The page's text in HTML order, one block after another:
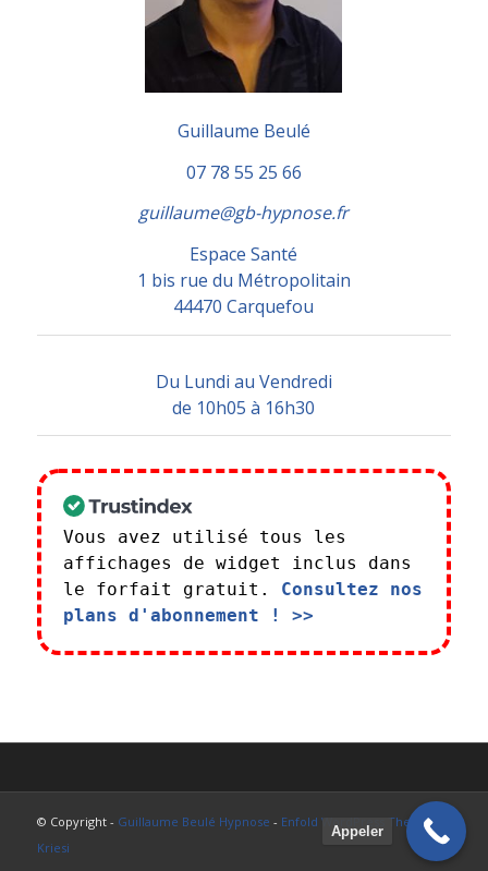
Guillaume Beulé
07 78 55 25 66
guillaume@gb-hypnose.fr
Espace Santé
1 bis rue du Métropolitain
44470 Carquefou
Du Lundi au Vendredi
de 10h05 à 16h30
Vous avez utilisé tous les
affichages de widget inclus dans
le forfait gratuit. Consultez nos
plans d'abonnement ! >>
© Copyright - Guillaume Beulé Hypnose - Enfold WordPress Theme by
Kriesi
Appeler